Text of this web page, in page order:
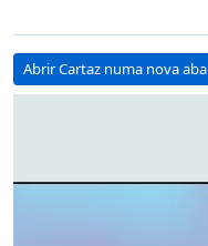
Abrir Cartaz numa nova aba